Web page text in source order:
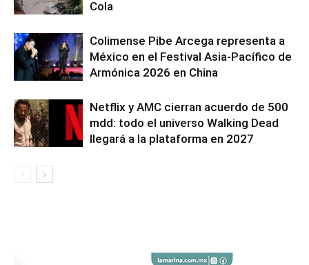
Cola
Colimense Pibe Arcega representa a
México en el Festival Asia-Pacífico de
Armónica 2026 en China
Netflix y AMC cierran acuerdo de 500
mdd: todo el universo Walking Dead
llegará a la plataforma en 2027